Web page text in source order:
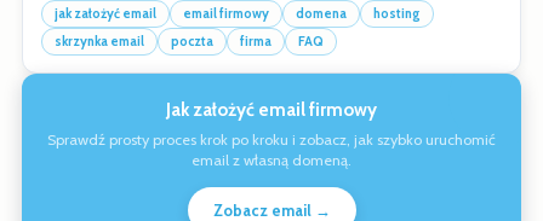
jak założyć email email firmowy domena
hosting
skrzynka email
poczta firma FAQ
Jak założyć email firmowy
Sprawdź prosty proces krok po kroku i zobacz, jak szybko uruchomić
email z własną domeną.
Zobacz email →